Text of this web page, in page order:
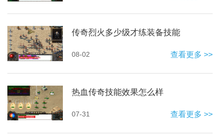
传奇烈火多少级才练装备技能
08-02 查看更多 >>
热血传奇技能效果怎么样
07-31 查看更多 >>